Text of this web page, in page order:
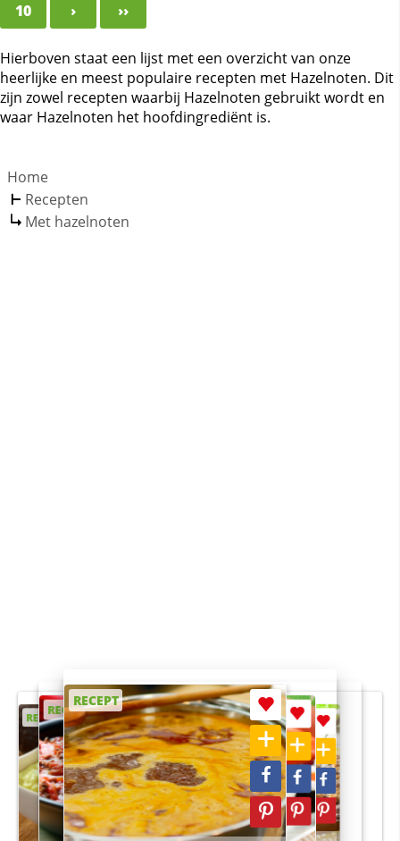
10 › ››
Hierboven staat een lijst met een overzicht van onze
heerlijke en meest populaire recepten met Hazelnoten. Dit
zijn zowel recepten waarbij Hazelnoten gebruikt wordt en
waar Hazelnoten het hoofdingrediënt is.
Home
Recepten
Met hazelnoten
RECEPT
RECEPT
RECEPT
RECEPT
RECEPT